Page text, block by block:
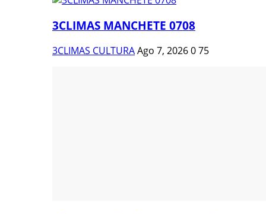
3CLIMAS MANCHETE 0708
3CLIMAS CULTURAAgo 7, 2026075